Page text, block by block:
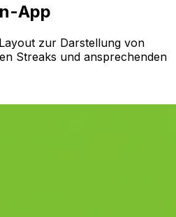
App
zur Darstellung von
Streaks und ansprechenden